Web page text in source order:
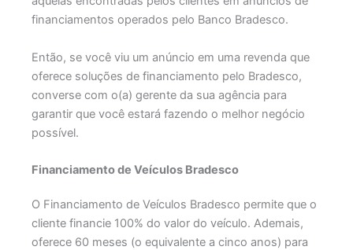
financiamentos operados pelo Banco Bradesco.
Então, se você viu um anúncio em uma revenda que
oferece soluções de financiamento pelo Bradesco,
converse com o(a) gerente da sua agência para
garantir que você estará fazendo o melhor negócio
possível.
Financiamento de Veículos Bradesco
O Financiamento de Veículos Bradesco permite que o
cliente financie 100% do valor do veículo. Ademais,
oferece 60 meses (o equivalente a cinco anos) para